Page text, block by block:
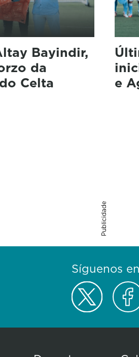
Bayindir,
da
Celta
e
Publicidade
Síguenos